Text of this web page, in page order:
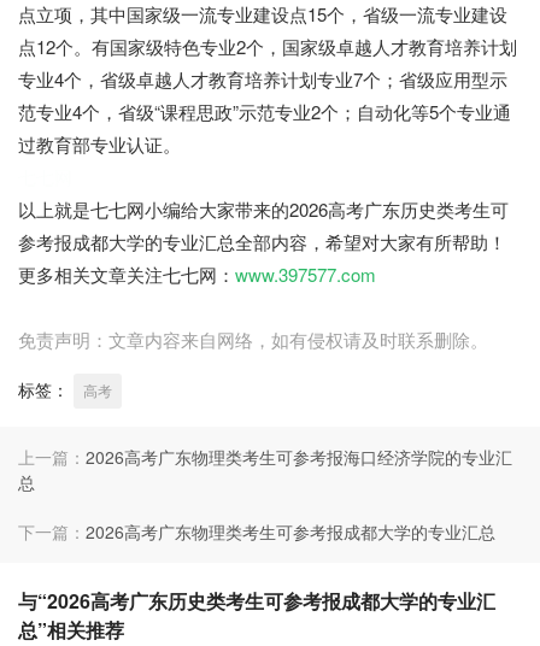
点立项，其中国家级一流专业建设点15个，省级一流专业建设
点12个。有国家级特色专业2个，国家级卓越人才教育培养计划
专业4个，省级卓越人才教育培养计划专业7个；省级应用型示
范专业4个，省级“课程思政”示范专业2个；自动化等5个专业通
过教育部专业认证。
以上就是七七网小编给大家带来的2026高考广东历史类考生可
参考报成都大学的专业汇总全部内容，希望对大家有所帮助！
更多相关文章关注七七网： www.397577.com
免责声明：文章内容来自网络，如有侵权请及时联系删除。
标签： 高考
上一篇： 2026高考广东物理类考生可参考报海口经济学院的专业汇
总
下一篇： 2026高考广东物理类考生可参考报成都大学的专业汇总
与“2026高考广东历史类考生可参考报成都大学的专业汇
总”相关推荐